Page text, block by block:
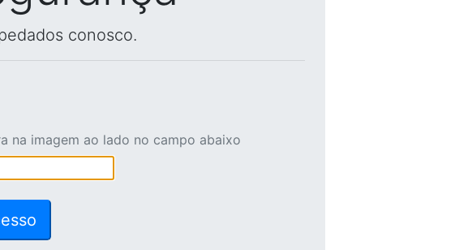
conosco.
na imagem ao lado no campo abaixo